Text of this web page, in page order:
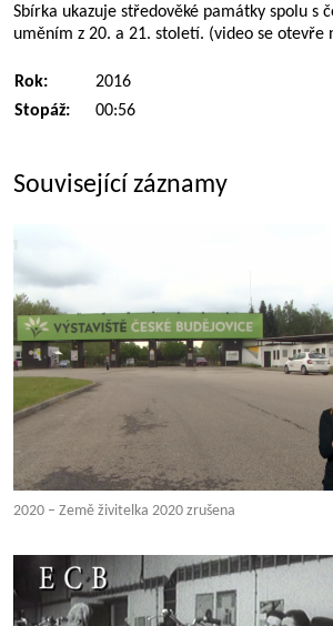
Sbírka ukazuje středověké památky spolu s
uměním z 20. a 21. století. (video se otevře
Rok:
2016
Stopáž:
00:56
Související záznamy
2020 – Země živitelka 2020 zrušena